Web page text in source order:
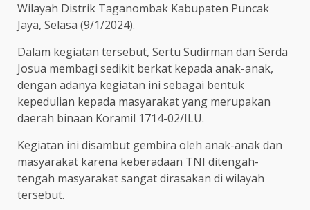
Wilayah Distrik Taganombak Kabupaten Puncak
Jaya, Selasa (9/1/2024).
Dalam kegiatan tersebut, Sertu Sudirman dan Serda
Josua membagi sedikit berkat kepada anak-anak,
dengan adanya kegiatan ini sebagai bentuk
kepedulian kepada masyarakat yang merupakan
daerah binaan Koramil 1714-02/ILU.
Kegiatan ini disambut gembira oleh anak-anak dan
masyarakat karena keberadaan TNI ditengah-
tengah masyarakat sangat dirasakan di wilayah
tersebut.